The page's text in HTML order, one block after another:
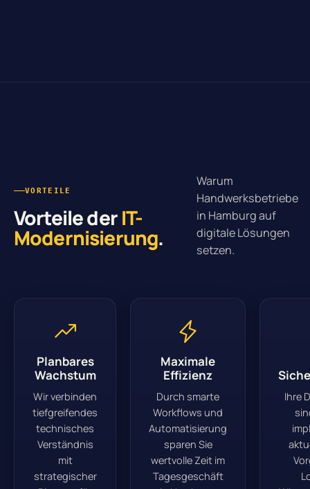
VORTEILE
Vorteile derIT-
Modernisierung.
Warum
Handwerksbetriebe
in Hamburg auf
digitale Lösungen
setzen.
Planbares
Wachstum
Wir verbinden
tiefgreifendes
technisches
Verständnis
mit
strategischer
Maximale
Effizienz
Durch smarte
Workflows und
Automatisierung
sparen Sie
wertvolle Zeit im
Tagesgeschäft
Ihre